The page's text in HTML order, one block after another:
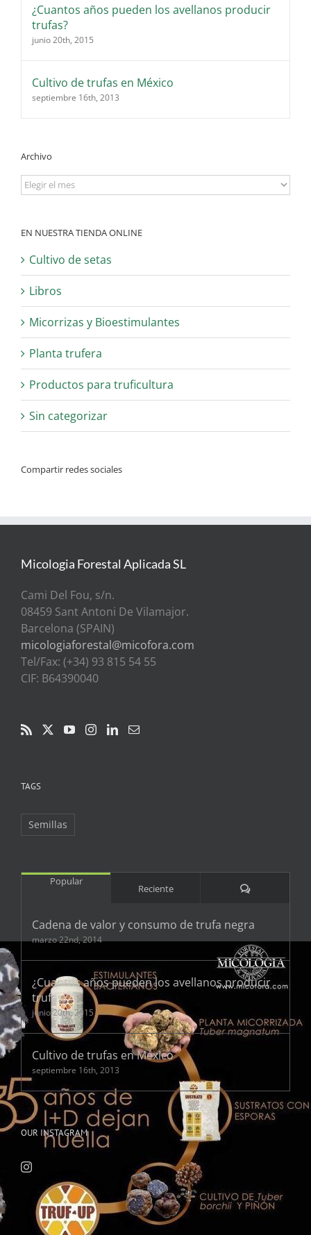
¿Cuantos años pueden los avellanos producir
trufas?
junio 20th, 2015
Cultivo de trufas en México
septiembre 16th, 2013
Archivo
Archivo
EN NUESTRA TIENDA ONLINE
Cultivo de setas
Libros
Micorrizas y Bioestimulantes
Planta trufera
Productos para truficultura
Sin categorizar
Compartir redes sociales
Micologia Forestal Aplicada SL
Cami Del Fou, s/n.
08459 Sant Antoni De Vilamajor.
Barcelona (SPAIN)
micologiaforestal@micofora.com
Tel/Fax: (+34) 93 815 54 55
CIF: B64390040
TAGS
Semillas
Popular
Reciente Comentarios
Cadena de valor y consumo de trufa negra
marzo 22nd, 2014
¿Cuantos años pueden los avellanos producir
trufas?
junio 20th, 2015
Cultivo de trufas en México
septiembre 16th, 2013
OUR INSTAGRAM